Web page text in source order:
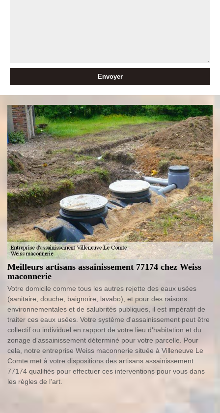
Meilleurs artisans assainissement 77174 chez Weiss
maconnerie
Votre domicile comme tous les autres rejette des eaux usées
(sanitaire, douche, baignoire, lavabo), et pour des raisons
environnementales et de salubrités publiques, il est impératif de
traiter ces eaux usées. Votre système d'assainissement peut être
collectif ou individuel en rapport de votre lieu d'habitation et du
zonage d'assainissement déterminé pour votre parcelle. Pour
cela, notre entreprise Weiss maconnerie située à Villeneuve Le
Comte met à votre dispositions des artisans assainissement
77174 qualifiés pour effectuer ces interventions pour vous dans
les règles de l'art.